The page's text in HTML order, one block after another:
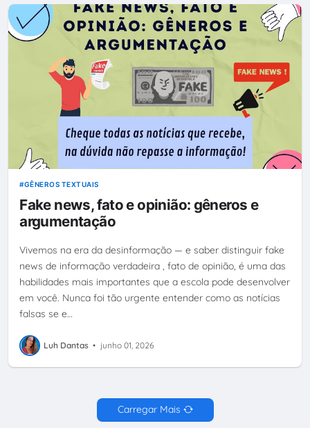
GÊNEROS TEXTUAIS
Fake news, fato e opinião: gêneros e
argumentação
Vivemos na era da desinformação — e saber distinguir fake
news de informação verdadeira , fato de opinião, é uma das
habilidades mais importantes que a escola pode desenvolver
em você. Nunca foi tão urgente entender como as notícias
falsas se e…
Luh Dantas • junho 01, 2026
Carregar Mais